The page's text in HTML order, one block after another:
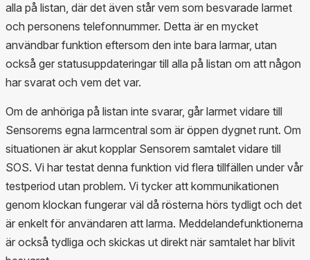
alla på listan, där det även står vem som besvarade larmet
och personens telefonnummer. Detta är en mycket
användbar funktion eftersom den inte bara larmar, utan
också ger statusuppdateringar till alla på listan om att någon
har svarat och vem det var.
Om de anhöriga på listan inte svarar, går larmet vidare till
Sensorems egna larmcentral som är öppen dygnet runt. Om
situationen är akut kopplar Sensorem samtalet vidare till
SOS. Vi har testat denna funktion vid flera tillfällen under vår
testperiod utan problem. Vi tycker att kommunikationen
genom klockan fungerar väl då rösterna hörs tydligt och det
är enkelt för användaren att larma. Meddelandefunktionerna
är också tydliga och skickas ut direkt när samtalet har blivit